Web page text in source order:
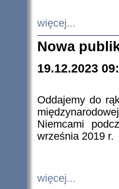
więcej...
Nowa
19.12.2023
Oddajemy do
Niemcami
września 2019 r.
więcej...